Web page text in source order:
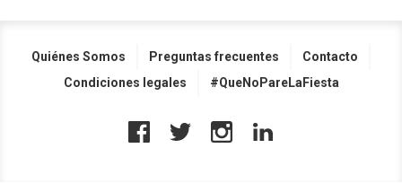
Quiénes Somos Preguntas frecuentes
Contacto
Condiciones legales
#QueNoPareLaFiesta